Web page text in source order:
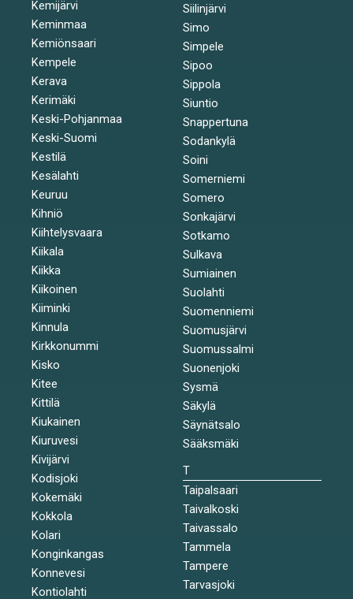
Kemijärvi
Keminmaa
Kemiönsaari
Kempele
Kerava
Kerimäki
Keski-Pohjanmaa
Keski-Suomi
Kestilä
Kesälahti
Keuruu
Kihniö
Kiihtelysvaara
Kiikala
Kiikka
Kiikoinen
Kiiminki
Kinnula
Kirkkonummi
Kisko
Kitee
Kittilä
Kiukainen
Kiuruvesi
Kivijärvi
Kodisjoki
Kokemäki
Kokkola
Kolari
Konginkangas
Konnevesi
Kontiolahti
Siilinjärvi
Simo
Simpele
Sipoo
Sippola
Siuntio
Snappertuna
Sodankylä
Soini
Somerniemi
Somero
Sonkajärvi
Sotkamo
Sulkava
Sumiainen
Suolahti
Suomenniemi
Suomusjärvi
Suomussalmi
Suonenjoki
Sysmä
Säkylä
Säynätsalo
Sääksmäki
T
Taipalsaari
Taivalkoski
Taivassalo
Tammela
Tampere
Tarvasjoki